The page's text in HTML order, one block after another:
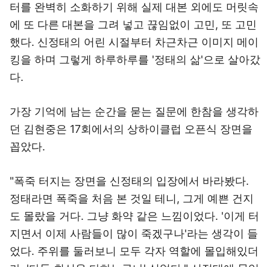
터를 완벽히 소화하기 위해 실제 대본 외에도 머릿속
에 또 다른 대본을 그려 넣고 끊임없이 고민, 또 고민
했다. 신정태의 어린 시절부터 차근차근 이미지 메이
킹을 하며 그렇게 하루하루를 '정태의 삶'으로 살아갔
다.
가장 기억에 남는 순간을 묻는 질문에 한참을 생각하
던 김현중은 17회에서의 상하이클럽 오픈식 장면을
꼽았다.
"폭죽 터지는 장면을 신정태의 입장에서 바라봤다.
정태라면 폭죽을 처음 본 것일 테니, 그게 예쁜 건지
도 몰랐을 거다. 그냥 화약 같은 느낌이었다. '이게 터
지면서 이제 사람들이 많이 죽겠구나'라는 생각이 들
었다. 주위를 둘러보니 모두 각자 역할에 몰입해있더